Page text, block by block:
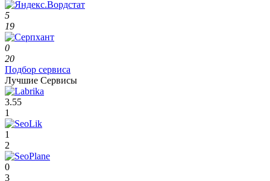
5
19
0
20
Подбор сервиса
Лучшие Сервисы
3.55
1
1
2
0
3